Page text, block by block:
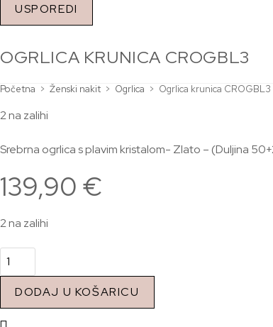
USPOREDI
OGRLICA KRUNICA CROGBL3
Početna > Ženski nakit > Ogrlica > Ogrlica krunica CROGBL3
2 na zalihi
Srebrna ogrlica s plavim kristalom- Zlato – (Duljina
139,90 €
2 na zalihi
DODAJ U KOŠARICU